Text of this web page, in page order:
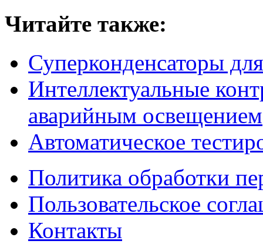
Читайте также:
Суперконденсаторы
Интеллектуальные
аварийным освещением
Автоматическое
Политика обработки
Пользовательское
Контакты